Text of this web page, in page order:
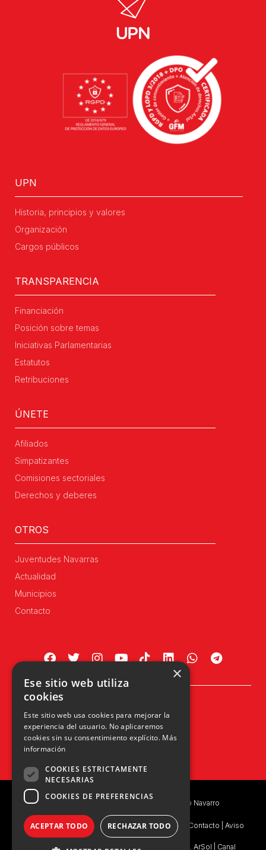
UPN
Historia, principios y valores
Organización
Cargos públicos
TRANSPARENCIA
Financiación
Posición sobre temas
Iniciativas Parlamentarias
Estatutos
Retribuciones
ÚNETE
Afiliados
Simpatizantes
Comisiones sectoriales
Derechos y deberes
OTROS
Juventudes Navarras
Actualidad
Municipios
Contacto
31002 Pamplona, Navarra
info@upn.org · 948 223 402
Copyright © 2026 UPN | Unión del Pueblo Navarro
Política de privacidad |Política de Privacidad de Contacto
Aviso
Legal|
Consentimiento Legal
Ejercicio de Derechos. ArSol Canal
×
Ese sitio web utiliza
cookies
Este sitio web usa cookies para mejorar la
experiencia del usuario. No aplicaremos
cookies sin su consentimiento explícito. Más
información
COOKIES ESTRICTAMENTE
NECESARIAS
COOKIES DE PREFERENCIAS
ACEPTAR TODO RECHAZAR TODO